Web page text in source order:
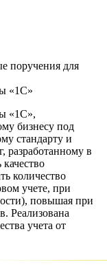
поручения для
«1С»
«1С»,
бизнесу под
стандарту и
разработанному в
количество
учете, при
повышая при
Реализована
учета от